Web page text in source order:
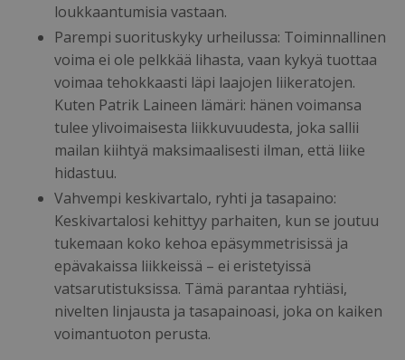
loukkaantumisia vastaan.
Parempi suorituskyky urheilussa: Toiminnallinen
voima ei ole pelkkää lihasta, vaan kykyä tuottaa
voimaa tehokkaasti läpi laajojen liikeratojen.
Kuten Patrik Laineen lämäri: hänen voimansa
tulee ylivoimaisesta liikkuvuudesta, joka sallii
mailan kiihtyä maksimaalisesti ilman, että liike
hidastuu.
Vahvempi keskivartalo, ryhti ja tasapaino:
Keskivartalosi kehittyy parhaiten, kun se joutuu
tukemaan koko kehoa epäsymmetrisissä ja
epävakaissa liikkeissä – ei eristetyissä
vatsarutistuksissa. Tämä parantaa ryhtiäsi,
nivelten linjausta ja tasapainoasi, joka on kaiken
voimantuoton perusta.